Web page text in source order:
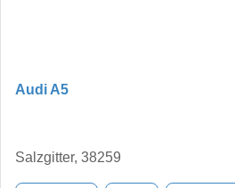
Audi A5
Salzgitter, 38259